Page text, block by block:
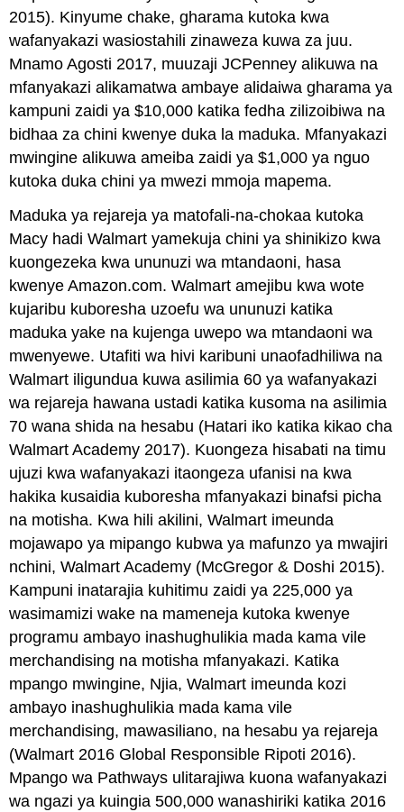
2015). Kinyume chake, gharama kutoka kwa
wafanyakazi wasiostahili zinaweza kuwa za juu.
Mnamo Agosti 2017, muuzaji JCPenney alikuwa na
mfanyakazi alikamatwa ambaye alidaiwa gharama ya
kampuni zaidi ya $10,000 katika fedha zilizoibiwa na
bidhaa za chini kwenye duka la maduka. Mfanyakazi
mwingine alikuwa ameiba zaidi ya $1,000 ya nguo
kutoka duka chini ya mwezi mmoja mapema.
Maduka ya rejareja ya matofali-na-chokaa kutoka
Macy hadi Walmart yamekuja chini ya shinikizo kwa
kuongezeka kwa ununuzi wa mtandaoni, hasa
kwenye Amazon.com. Walmart amejibu kwa wote
kujaribu kuboresha uzoefu wa ununuzi katika
maduka yake na kujenga uwepo wa mtandaoni wa
mwenyewe. Utafiti wa hivi karibuni unaofadhiliwa na
Walmart iligundua kuwa asilimia 60 ya wafanyakazi
wa rejareja hawana ustadi katika kusoma na asilimia
70 wana shida na hesabu (Hatari iko katika kikao cha
Walmart Academy 2017). Kuongeza hisabati na timu
ujuzi kwa wafanyakazi itaongeza ufanisi na kwa
hakika kusaidia kuboresha mfanyakazi binafsi picha
na motisha. Kwa hili akilini, Walmart imeunda
mojawapo ya mipango kubwa ya mafunzo ya mwajiri
nchini, Walmart Academy (McGregor & Doshi 2015).
Kampuni inatarajia kuhitimu zaidi ya 225,000 ya
wasimamizi wake na mameneja kutoka kwenye
programu ambayo inashughulikia mada kama vile
merchandising na motisha mfanyakazi. Katika
mpango mwingine, Njia, Walmart imeunda kozi
ambayo inashughulikia mada kama vile
merchandising, mawasiliano, na hesabu ya rejareja
(Walmart 2016 Global Responsible Ripoti 2016).
Mpango wa Pathways ulitarajiwa kuona wafanyakazi
wa ngazi ya kuingia 500,000 wanashiriki katika 2016